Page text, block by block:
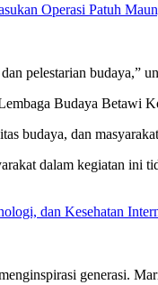
Operasi Patuh
pelestarian budaya,”
Budaya Betawi
budaya, dan
dalam kegiatan ini
dan Kesehatan
generasi.